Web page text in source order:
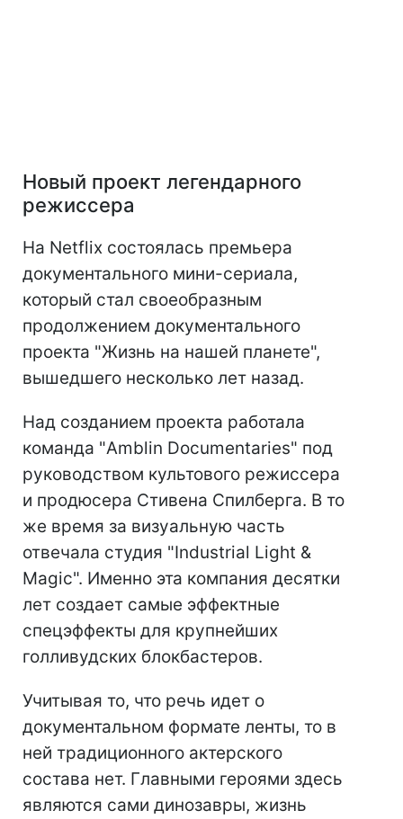
Новый проект легендарного
режиссера
На Netflix состоялась премьера
документального мини-сериала,
который стал своеобразным
продолжением документального
проекта "Жизнь на нашей планете",
вышедшего несколько лет назад.
Над созданием проекта работала
команда "Amblin Documentaries" под
руководством культового режиссера
и продюсера Стивена Спилберга. В то
же время за визуальную часть
отвечала студия "Industrial Light &
Magic". Именно эта компания десятки
лет создает самые эффектные
спецэффекты для крупнейших
голливудских блокбастеров.
Учитывая то, что речь идет о
документальном формате ленты, то в
ней традиционного актерского
состава нет. Главными героями здесь
являются сами динозавры, жизнь